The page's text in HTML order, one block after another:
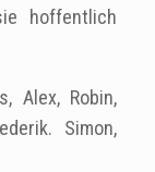
hoffentlich
Alex, Robin,
Simon,